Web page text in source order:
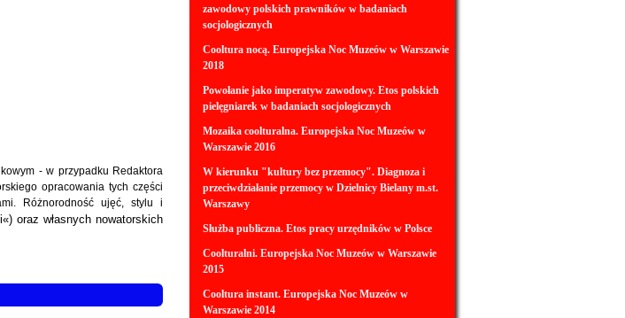
- w przypadku Redaktora
opracowania tych części
Różnorodność ujęć, stylu i
«) oraz własnych nowatorskich
zawodowy polskich prawników w badaniach
socjologicznych
Cooltura nocą. Europejska Noc Muzeów w Warszawie
2018
Powołanie jako imperatyw zawodowy. Etos polskich
pielęgniarek w badaniach socjologicznych
Mozaika coolturalna. Europejska Noc Muzeów w
Warszawie 2016
W kierunku "kultury bez przemocy". Diagnoza i
przeciwdziałanie przemocy w Dzielnicy Bielany m.st.
Warszawy
Służba publiczna. Etos pracy urzędników w Polsce
Coolturalni. Europejska Noc Muzeów w Warszawie
2015
Cooltura instant. Europejska Noc Muzeów w
Warszawie 2014